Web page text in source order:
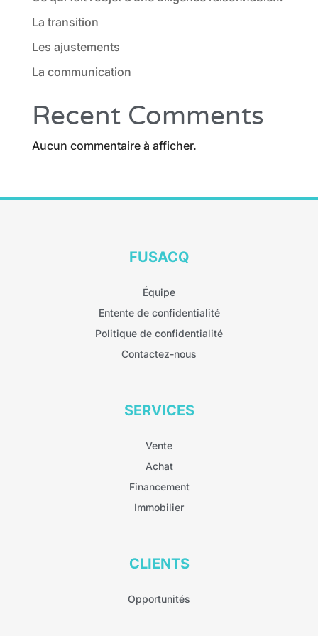
La transition
Les ajustements
La communication
Recent Comments
Aucun commentaire à afficher.
FUSACQ
Équipe
Entente de confidentialité
Politique de confidentialité
Contactez-nous
SERVICES
Vente
Achat
Financement
Immobilier
CLIENTS
Opportunités